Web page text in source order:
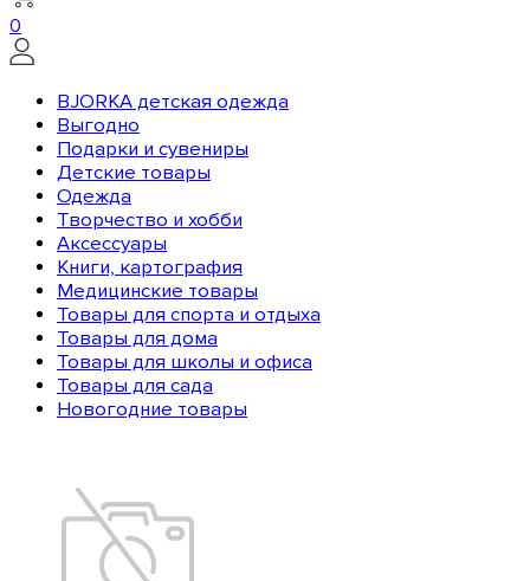
0
BJORKA детская одежда
Выгодно
Подарки и сувениры
Детские товары
Одежда
Творчество и хобби
Аксессуары
Книги, картография
Медицинские товары
Товары для спорта и отдыха
Товары для дома
Товары для школы и офиса
Товары для сада
Новогодние товары